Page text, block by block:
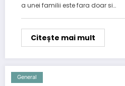
a unei familii este fara doar si…
Citește mai mult
General